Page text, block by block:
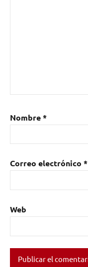
Nombre*
Correo electrónico *
Web